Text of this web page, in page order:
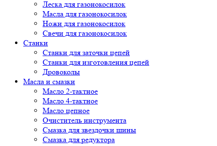
Леска для газонокосилок
Масла для газонокосилок
Ножи для газонокосилок
Свечи для газонокосилок
Станки
Cтанки для заточки цепей
Станки для изготовления цепей
Дровоколы
Масла и смазки
Масло 2-тактное
Масло 4-тактное
Масло цепное
Очиститель инструмента
Смазка для звездочки шины
Смазка для редуктора